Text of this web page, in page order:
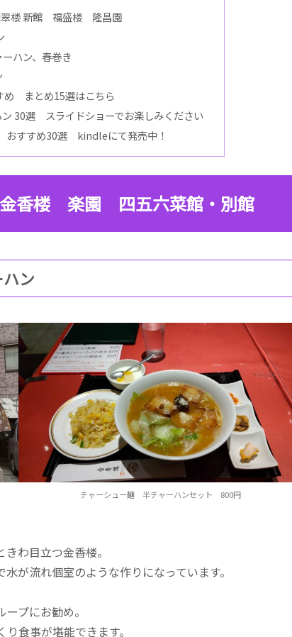
楼 新館 福盛楼 隆昌園
ハン、春巻き
まとめ15選はこちら
30選 スライドショーでお楽しみください
すすめ30選 kindleにて発売中！
香楼 楽園 四五六菜館・別館
ン
チャーシュー麺 半チャーハンセット 800円
わ目立つ金香楼。
が流れ個室のような作りになっています。
プにお勧め。
食事が堪能できます。